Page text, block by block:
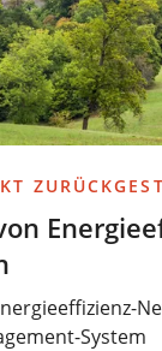
System